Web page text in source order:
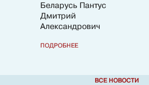
Беларусь Пантус
Дмитрий
Александрович
ПОДРОБНЕЕ
ВСЕ НОВОСТИ